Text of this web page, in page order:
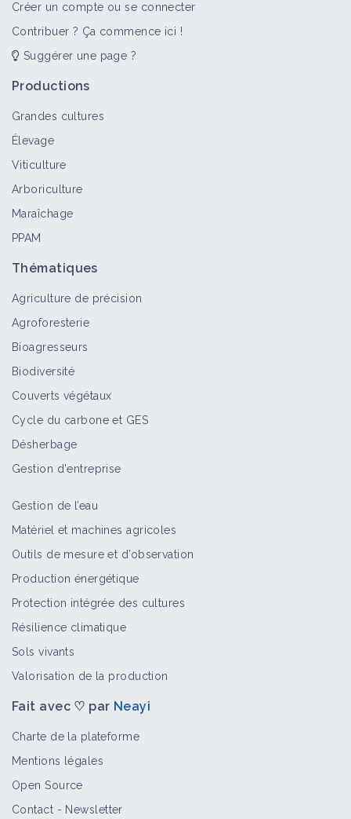
Oïdium
Diaporthe
Fusariose
Créer un compte ou se connecter
Contribuer ? Ça commence ici !
Suggérer une page ?
Productions
Grandes cultures
Élevage
Viticulture
Arboriculture
Maraîchage
PPAM
Thématiques
Agriculture de précision
Agroforesterie
Bioagresseurs
Biodiversité
Couverts végétaux
Cycle du carbone et GES
Désherbage
Gestion d'entreprise
Gestion de l’eau
Matériel et machines agricoles
Outils de mesure et d’observation
Production énergétique
Protection intégrée des cultures
Résilience climatique
Sols vivants
Valorisation de la production
Fait avec ♡ par Neayi
Charte de la plateforme
Mentions légales
Open Source
Contact - Newsletter